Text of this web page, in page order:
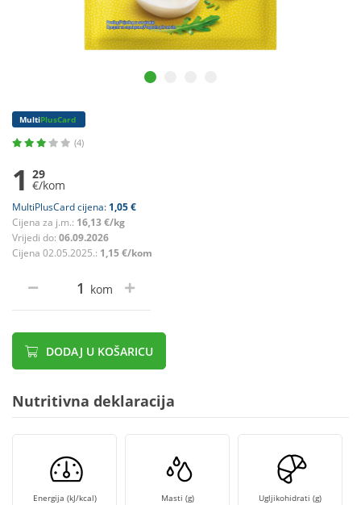
MultiPlusCard
(4)
1 29
€/kom
MultiPlusCard cijena: 1,05 €
Cijena za j.m.: 16,13 €/kg
Vrijedi do: 06.09.2026
Cijena 02.05.2025.: 1,15 €/kom
kom
DODAJ U KOŠARICU
Nutritivna deklaracija
Energija (kJ/kcal) Masti (g) Ugljikohidrati (g)